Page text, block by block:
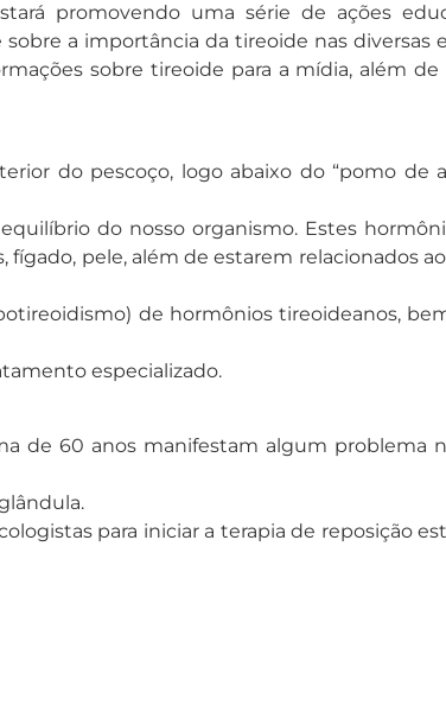
promovendo uma série de ações
a importância da tireoide nas diversas
sobre tireoide para a mídia, além de
do pescoço, logo abaixo do “pomo de
do nosso organismo. Estes
pele, além de estarem relacionados
de hormônios tireoideanos,
especializado.
de 60 anos manifestam algum problema
para iniciar a terapia de reposição